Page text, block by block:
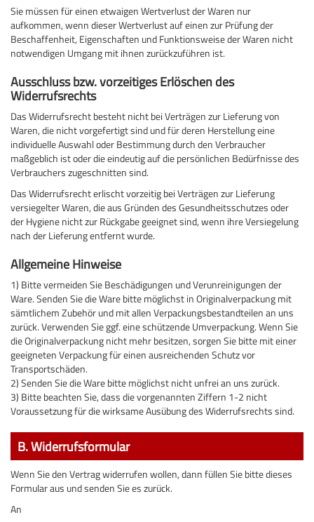
Sie müssen für einen etwaigen Wertverlust der Waren nur
aufkommen, wenn dieser Wertverlust auf einen zur Prüfung der
Beschaffenheit, Eigenschaften und Funktionsweise der Waren nicht
notwendigen Umgang mit ihnen zurückzuführen ist.
Ausschluss bzw. vorzeitiges Erlöschen des
Widerrufsrechts
Das Widerrufsrecht besteht nicht bei Verträgen zur Lieferung von
Waren, die nicht vorgefertigt sind und für deren Herstellung eine
individuelle Auswahl oder Bestimmung durch den Verbraucher
maßgeblich ist oder die eindeutig auf die persönlichen Bedürfnisse des
Verbrauchers zugeschnitten sind.
Das Widerrufsrecht erlischt vorzeitig bei Verträgen zur Lieferung
versiegelter Waren, die aus Gründen des Gesundheitsschutzes oder
der Hygiene nicht zur Rückgabe geeignet sind, wenn ihre Versiegelung
nach der Lieferung entfernt wurde.
Allgemeine Hinweise
1) Bitte vermeiden Sie Beschädigungen und Verunreinigungen der
Ware. Senden Sie die Ware bitte möglichst in Originalverpackung mit
sämtlichem Zubehör und mit allen Verpackungsbestandteilen an uns
zurück. Verwenden Sie ggf. eine schützende Umverpackung. Wenn Sie
die Originalverpackung nicht mehr besitzen, sorgen Sie bitte mit einer
geeigneten Verpackung für einen ausreichenden Schutz vor
Transportschäden.
2) Senden Sie die Ware bitte möglichst nicht unfrei an uns zurück.
3) Bitte beachten Sie, dass die vorgenannten Ziffern 1-2 nicht
Voraussetzung für die wirksame Ausübung des Widerrufsrechts sind.
B. Widerrufsformular
Wenn Sie den Vertrag widerrufen wollen, dann füllen Sie bitte dieses
Formular aus und senden Sie es zurück.
An